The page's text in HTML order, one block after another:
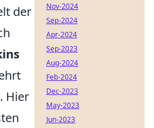
der
Hier
Nov-2024
Sep-2024
Apr-2024
Sep-2023
Aug-2024
Feb-2024
Dec-2023
May-2023
Jun-2023